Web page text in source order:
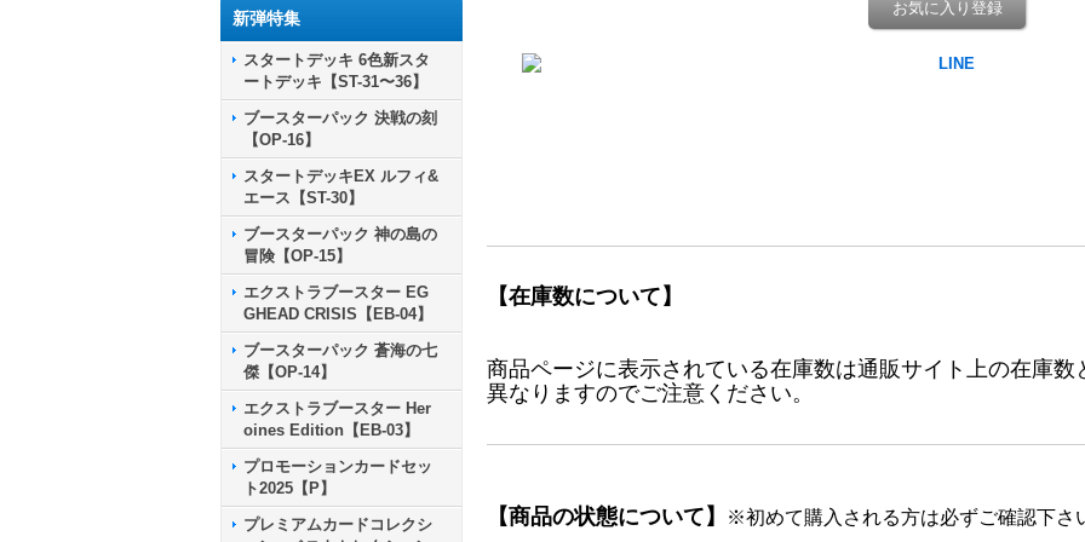
新弾特集
スタートデッキ 6色新スタ
ートデッキ【ST-31〜36】
ブースターパック 決戦の刻
【OP-16】
スタートデッキEX ルフィ&
エース【ST-30】
ブースターパック 神の島の
冒険【OP-15】
エクストラブースター EG
GHEAD CRISIS【EB-04】
ブースターパック 蒼海の七
傑【OP-14】
エクストラブースター Her
oines Edition【EB-03】
プロモーションカードセッ
ト2025【P】
プレミアムカードコレクシ
お気に入り登録
【在庫数について】
商品ページに表示されている在庫数は通販サイト上の在庫
異なりますのでご注意ください。
【商品の状態について】 ※初めて購入される方は必ずご確認下さ